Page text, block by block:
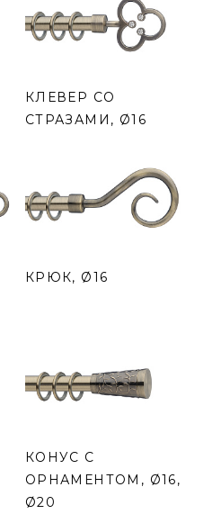
КЛЕВЕР СО
СТРАЗАМИ, Ø16
КРЮК, Ø16
КОНУС С
ОРНАМЕНТОМ, Ø16,
Ø20